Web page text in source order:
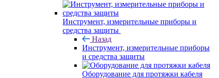
Инструмент, измерительные приборы и
средства защиты
Назад
Инструмент, измерительные приборы
и средства защиты
Оборудование для протяжки кабеля